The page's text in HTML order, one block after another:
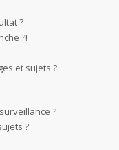
?
?!
et sujets ?
?
?